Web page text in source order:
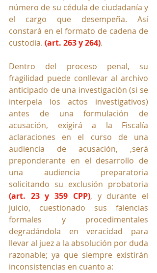
número de su cédula de ciudadanía y
el cargo que desempeña. Así
constará en el formato de cadena de
custodia. (art. 263 y 264).
Dentro del proceso penal, su
fragilidad puede conllevar al archivo
anticipado de una investigación (si se
interpela los actos investigativos)
antes de una formulación de
acusación, exigirá a la Fiscalía
aclaraciones en el curso de una
audiencia de acusación, ,será
preponderante en el desarrollo de
una audiencia preparatoria
(art. 23 y 359 CPP), y durante el
juicio, cuestionado sus falencias
formales y procedimentales
degradándola en veracidad para
llevar al juez a la absolución por duda
razonable; ya que siempre existirán
inconsistencias en cuanto a: